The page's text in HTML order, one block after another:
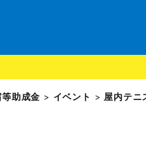
助成金 > イベント > 屋内テニ